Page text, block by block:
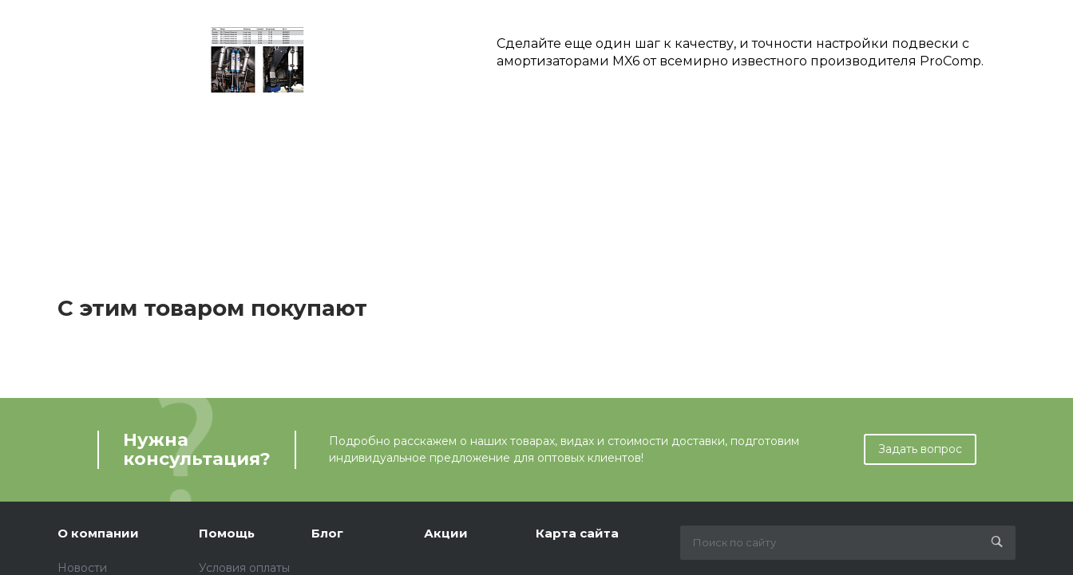
Сделайте еще один шаг к качеству, и точности настройки подвески с
амортизаторами MX6 от всемирно известного производителя ProComp.
С этим товаром покупают
Нужна
консультация?
Подробно расскажем о наших товарах, видах и стоимости доставки, подготовим
индивидуальное предложение для оптовых клиентов!
Задать вопрос
О компании
Новости
Помощь
Условия оплаты
Блог Акции Карта сайта